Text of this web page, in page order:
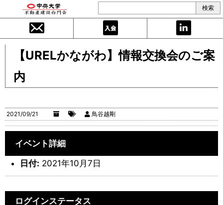
【URELかながわ】情報交換会のご案
内
2021/09/21 鳥谷越剛
イベント詳細
日付: 2021年10月7日
ログインステータス